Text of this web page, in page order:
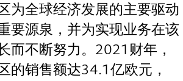
为全球经济发展的主要驱动
要源泉，并为实现业务在该
而不断努力。2021财年，
的销售额达34.1亿欧元，